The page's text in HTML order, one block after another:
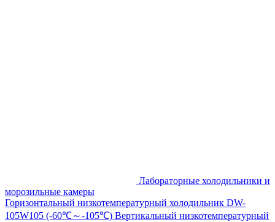
Лабораторные холодильники и
морозильные камеры
Горизонтальный низкотемпературный холодильник DW-
105W105 (-60℃～-105℃) Вертикальный низкотемпературный